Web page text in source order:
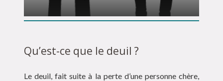
Qu’est-ce que le deuil ?
Le deuil, fait suite à la perte d’une personne chère,